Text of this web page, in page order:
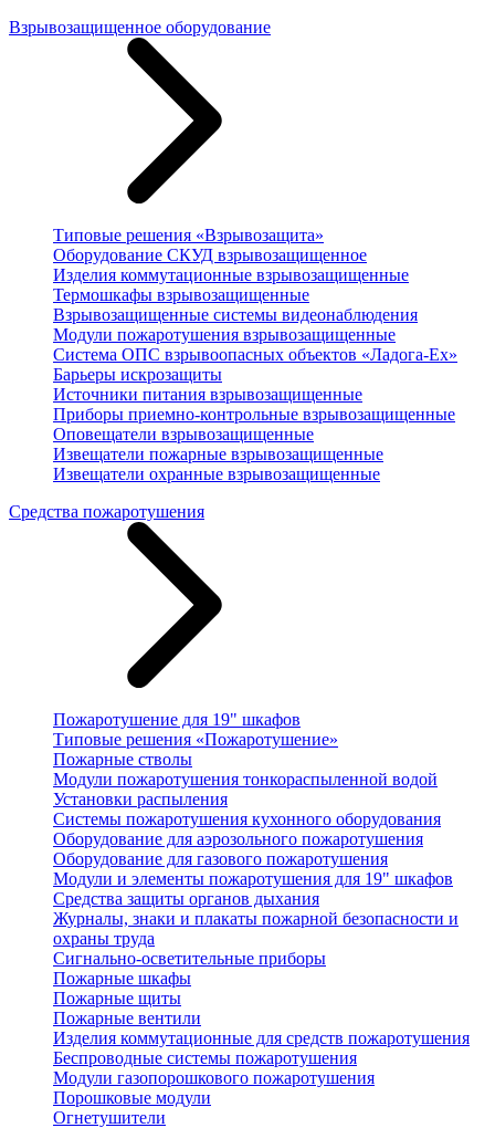
Взрывозащищенное оборудование
Типовые решения «Взрывозащита»
Оборудование СКУД взрывозащищенное
Изделия коммутационные взрывозащищенные
Термошкафы взрывозащищенные
Взрывозащищенные системы видеонаблюдения
Модули пожаротушения взрывозащищенные
Система ОПС взрывоопасных объектов «Ладога-Ex»
Барьеры искрозащиты
Источники питания взрывозащищенные
Приборы приемно-контрольные взрывозащищенные
Оповещатели взрывозащищенные
Извещатели пожарные взрывозащищенные
Извещатели охранные взрывозащищенные
Средства пожаротушения
Пожаротушение для 19" шкафов
Типовые решения «Пожаротушение»
Пожарные стволы
Модули пожаротушения тонкораспыленной водой
Установки распыления
Системы пожаротушения кухонного оборудования
Оборудование для аэрозольного пожаротушения
Оборудование для газового пожаротушения
Модули и элементы пожаротушения для 19" шкафов
Средства защиты органов дыхания
Журналы, знаки и плакаты пожарной безопасности и
охраны труда
Сигнально-осветительные приборы
Пожарные шкафы
Пожарные щиты
Пожарные вентили
Изделия коммутационные для средств пожаротушения
Беспроводные системы пожаротушения
Модули газопорошкового пожаротушения
Порошковые модули
Огнетушители